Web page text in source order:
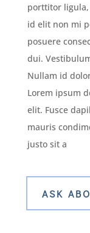
porttitor ligula,
id elit non mi
posuere
dui.
Nullam id
Lorem ipsum
elit. Fusce
mauris
justo sit a
ASK